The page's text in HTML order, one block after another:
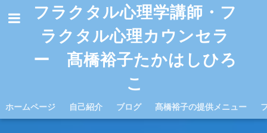
フラクタル心理学講師・フ
ラクタル心理カウンセラ
ー 髙橋裕子たかはしひろ
こ
ホームページ 自己紹介 ブログ 髙橋裕子の提供メニュー